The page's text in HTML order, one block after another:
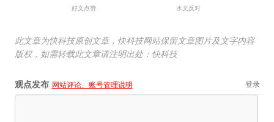
好文点赞 水文反对
此文章为快科技原创文章，快科技网站保留文章图片及文字内容
版权，如需转载此文章请注明出处：快科技
观点发布 网站评论、账号管理说明 登录